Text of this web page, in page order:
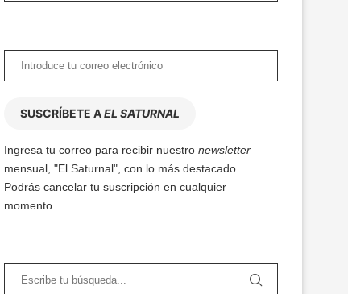
SUSCRÍBETE AEL SATURNAL
Ingresa tu correo para recibir nuestro newsletter
mensual, "El Saturnal", con lo más destacado.
Podrás cancelar tu suscripción en cualquier
momento.